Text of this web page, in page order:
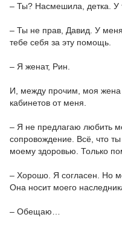
– Ты? Насмешила, детка. У
– Ты не прав, Давид. У
тебе себя за эту помощь.
– Я женат, Рин.
И, между прочим, моя жена
кабинетов от меня.
– Я не предлагаю любить
сопровождение. Всё, что
моему здоровью. Только
– Хорошо. Я согласен. Но
Она носит моего
– Обещаю…